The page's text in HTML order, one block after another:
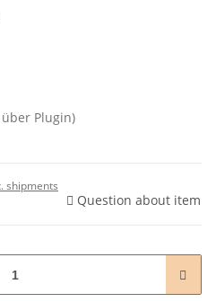
über Plugin)
shipments
Question about item